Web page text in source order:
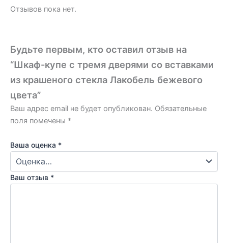
Отзывов пока нет.
Будьте первым, кто оставил отзыв на
“Шкаф-купе с тремя дверями со вставками
из крашеного стекла Лакобель бежевого
цвета”
Ваш адрес email не будет опубликован. Обязательные
поля помечены *
Ваша оценка *
Ваш отзыв *